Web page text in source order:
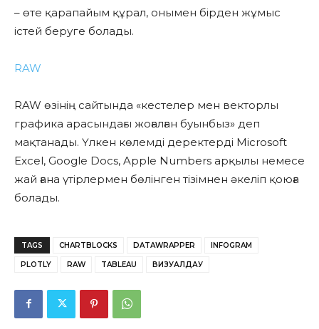
– өте қарапайым құрал, онымен бірден жұмыс
істей беруге болады.
RAW
RAW өзінің сайтында «кестелер мен векторлы
графика арасындағы жоғалған буынбыз» деп
мақтанады. Үлкен көлемді деректерді Microsoft
Excel, Google Docs, Apple Numbers арқылы немесе
жай ғана үтірлермен бөлінген тізімнен әкеліп қоюға
болады.
TAGS CHARTBLOCKS DATAWRAPPER INFOGRAM
PLOTLY RAW TABLEAU ВИЗУАЛДАУ